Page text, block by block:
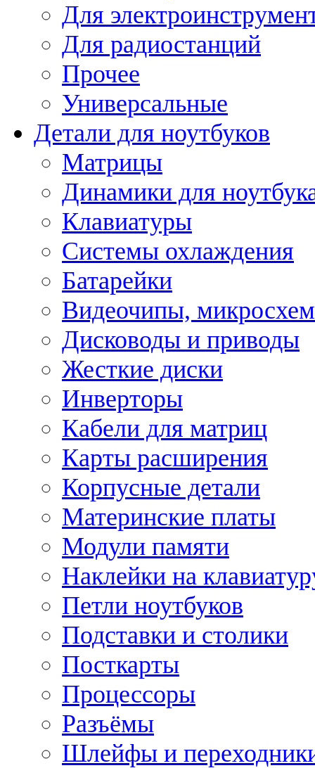
Для
Для радиостанций
Прочее
Универсальные
Детали для ноутбуков
Матрицы
Динамики для
Клавиатуры
Системы охлаждения
Батарейки
Видеочипы,
Дисководы и приводы
Жесткие диски
Инверторы
Кабели для матриц
Карты расширения
Корпусные детали
Материнские платы
Модули памяти
Наклейки на
Петли ноутбуков
Подставки и столики
Посткарты
Процессоры
Разъёмы
Шлейфы и